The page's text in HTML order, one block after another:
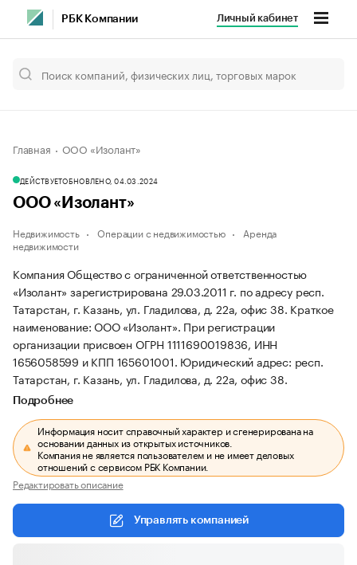
РБК Компании Личный кабинет
Главная ООО «Изолант»
ДЕЙСТВУЕТОБНОВЛЕНО, 04.03.2024
ООО «Изолант»
Недвижимость Операции с недвижимостью
Аренда
недвижимости
Компания Общество с ограниченной ответственностью
«Изолант» зарегистрирована 29.03.2011 г. по адресу респ.
Татарстан, г. Казань, ул. Гладилова, д. 22а, офис 38. Краткое
наименование: ООО «Изолант». При регистрации
организации присвоен ОГРН 1111690019836, ИНН
1656058599 и КПП 165601001. Юридический адрес: респ.
Татарстан, г. Казань, ул. Гладилова, д. 22а, офис 38.
Подробнее
Информация носит справочный характер и сгенерирована на
основании данных из открытых источников.
Компания не является пользователем и не имеет деловых
отношений с сервисом РБК Компании.
Редактировать описание
Управлять компанией